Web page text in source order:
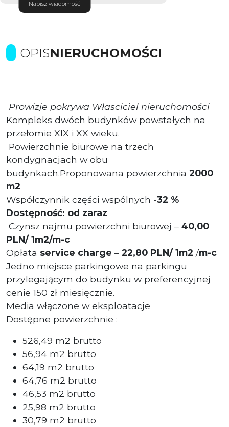
Napisz wiadomość
OPISNIERUCHOMOŚCI
Prowizje pokrywa Własciciel nieruchomości
Kompleks dwóch budynków powstałych na
przełomie XIX i XX wieku.
Powierzchnie biurowe na trzech
kondygnacjach w obu
budynkach.Proponowana powierzchnia 2000
m2
Współczynnik części wspólnych -32 %
Dostępność: od zaraz
Czynsz najmu powierzchni biurowej – 40,00
PLN/ 1m2/m-c
Opłata service charge – 22,80 PLN/ 1m2 /m-c
Jedno miejsce parkingowe na parkingu
przylegającym do budynku w preferencyjnej
cenie 150 zł miesięcznie.
Media włączone w eksploatacje
Dostępne powierzchnie :
526,49 m2 brutto
56,94 m2 brutto
64,19 m2 brutto
64,76 m2 brutto
46,53 m2 brutto
25,98 m2 brutto
30,79 m2 brutto